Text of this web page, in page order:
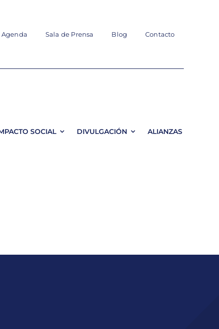
Agenda Sala de Prensa Blog Contacto
SOCIAL DIVULGACIÓN ALIANZAS